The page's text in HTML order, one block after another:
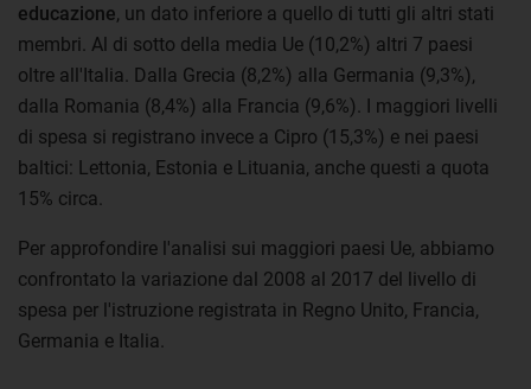
educazione, un dato inferiore a quello di tutti gli altri stati
membri. Al di sotto della media Ue (10,2%) altri 7 paesi
oltre all'Italia. Dalla Grecia (8,2%) alla Germania (9,3%),
dalla Romania (8,4%) alla Francia (9,6%). I maggiori livelli
di spesa si registrano invece a Cipro (15,3%) e nei paesi
baltici: Lettonia, Estonia e Lituania, anche questi a quota
15% circa.
Per approfondire l'analisi sui maggiori paesi Ue, abbiamo
confrontato la variazione dal 2008 al 2017 del livello di
spesa per l'istruzione registrata in Regno Unito, Francia,
Germania e Italia.